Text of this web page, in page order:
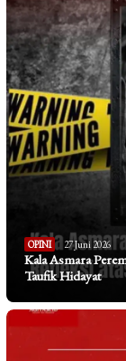
OPINI 27 Juni 2026
Kala Asmara
Taufik Hidayat